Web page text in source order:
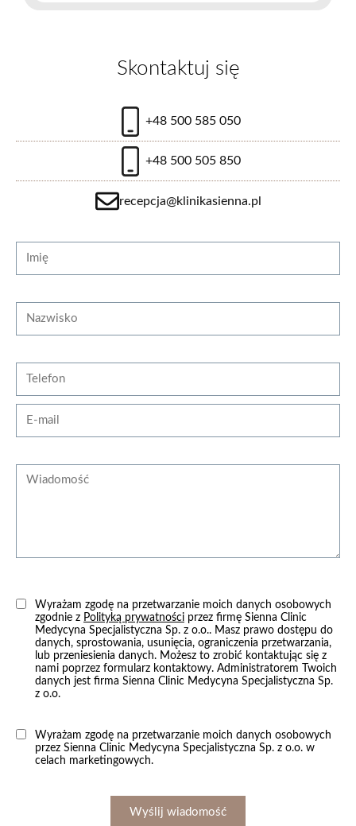
Skontaktuj się
+48 500 585 050
+48 500 505 850
recepcja@klinikasienna.pl
Wyrażam zgodę na przetwarzanie moich danych osobowych
zgodnie z Polityką prywatności przez firmę Sienna Clinic
Medycyna Specjalistyczna Sp. z o.o.. Masz prawo dostępu do
danych, sprostowania, usunięcia, ograniczenia przetwarzania,
lub przeniesienia danych. Możesz to zrobić kontaktując się z
nami poprzez formularz kontaktowy. Administratorem Twoich
danych jest firma Sienna Clinic Medycyna Specjalistyczna Sp.
z o.o.
Wyrażam zgodę na przetwarzanie moich danych osobowych
przez Sienna Clinic Medycyna Specjalistyczna Sp. z o.o. w
celach marketingowych.
Wyślij wiadomość